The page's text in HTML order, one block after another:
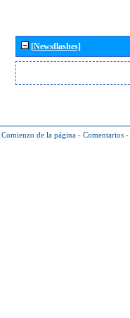
[Newsflashes]
Comienzo de la página - Comentarios -